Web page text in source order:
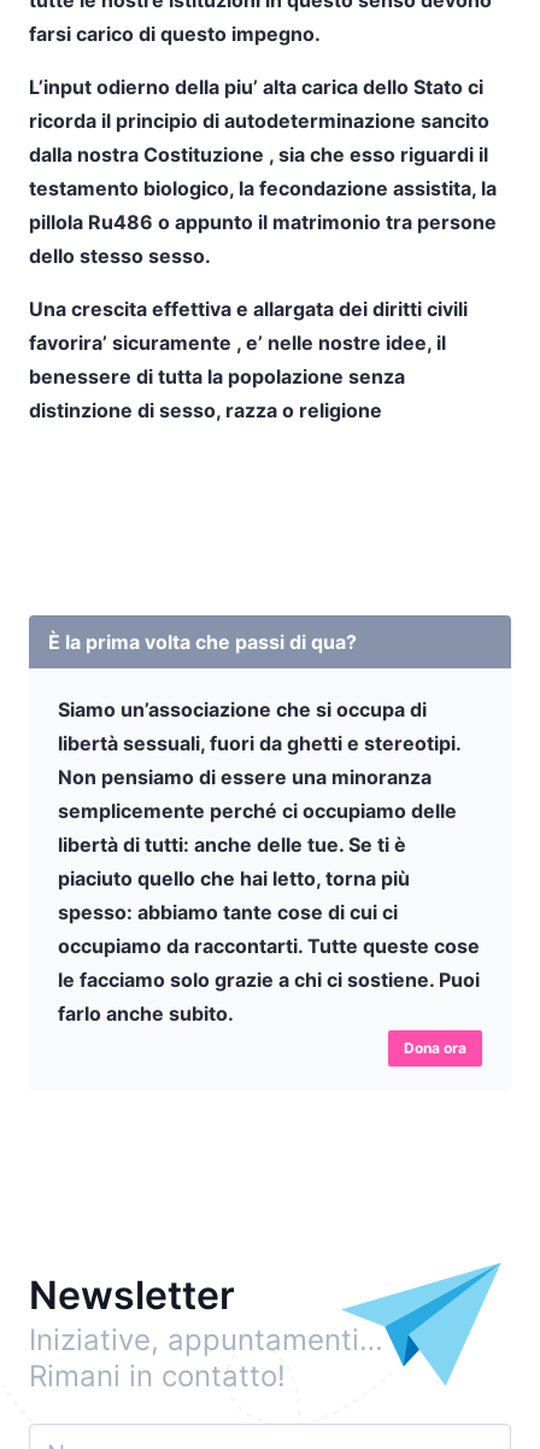
farsi carico di questo impegno.
L’input odierno della piu’ alta carica dello Stato ci
ricorda il principio di autodeterminazione sancito
dalla nostra Costituzione , sia che esso riguardi il
testamento biologico, la fecondazione assistita, la
pillola Ru486 o appunto il matrimonio tra persone
dello stesso sesso.
Una crescita effettiva e allargata dei diritti civili
favorira’ sicuramente , e’ nelle nostre idee, il
benessere di tutta la popolazione senza
distinzione di sesso, razza o religione
È la prima volta che passi di qua?
Siamo un’associazione che si occupa di
libertà sessuali, fuori da ghetti e stereotipi.
Non pensiamo di essere una minoranza
semplicemente perché ci occupiamo delle
libertà di tutti: anche delle tue. Se ti è
piaciuto quello che hai letto, torna più
spesso: abbiamo tante cose di cui ci
occupiamo da raccontarti. Tutte queste cose
le facciamo solo grazie a chi ci sostiene. Puoi
farlo anche subito.
Dona ora
Newsletter
Iniziative, appuntamenti…
Rimani in contatto!